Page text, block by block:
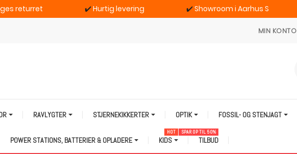
returret ✔️Hurtig levering ✔️Showroom i Aarhus S
MIN KONTO
RAVLYGTER STJERNEKIKKERTER OPTIK FOSSIL- OG STENJAGT
POWER STATIONS, BATTERIER & OPLADERE KIDS
HOT
TILBUD
SPAR OP TIL 50%